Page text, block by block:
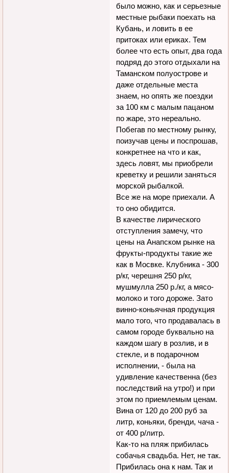
было можно, как и серьезные
местные рыбаки поехать на
Кубань, и ловить в ее
притоках или ериках. Тем
более что есть опыт, два года
подряд до этого отдыхали на
Таманском полуострове и
даже отдельные места
знаем, но опять же поездки
за 100 км с малым пацаном
по жаре, это нереально.
Побегав по местному рынку,
поизучав цены и поспрошав,
конкретнее на что и как,
здесь ловят, мы приобрели
креветку и решили заняться
морской рыбалкой.
Все же на море приехали. А
то оно обидится.
В качестве лирического
отступления замечу, что
цены на Анапском рынке на
фрукты-продукты такие же
как в Мосвке. Клубника - 300
р/кг, черешня 250 р/кг,
мушмулла 250 р./кг, а мясо-
молоко и того дороже. Зато
винно-коньячная продукция
мало того, что продавалась в
самом городе буквально на
каждом шагу в розлив, и в
стекле, и в подарочном
исполнении, - была на
удивление качественна (без
последствий на утро!) и при
этом по приемлемым ценам.
Вина от 120 до 200 руб за
литр, коньяки, бренди, чача -
от 400 р/литр.
Как-то на пляж прибилась
собачья свадьба. Нет, не так.
Прибилась она к нам. Так и